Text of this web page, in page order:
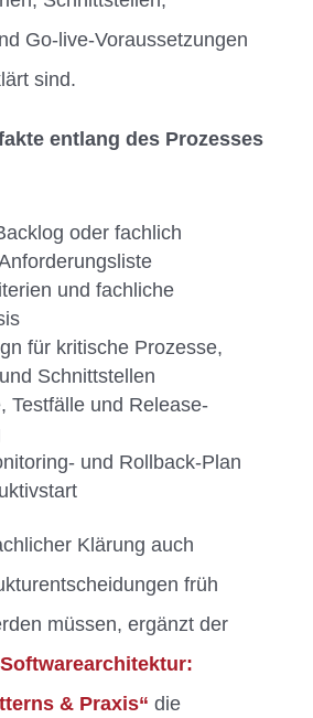
Go-live-Voraussetzungen
sind.
entlang des Prozesses
oder fachlich
und fachliche
für kritische Prozesse,
Schnittstellen
Testfälle und Release-
und Rollback-Plan
Klärung auch
früh
müssen, ergänzt der
& Praxis“ die